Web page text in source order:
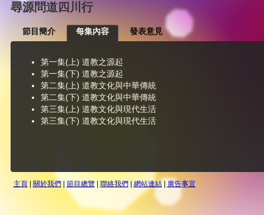
尋源問道四川行
節目簡介 每集內容 發表意見
第一集(上) 道教之源起
第一集(下) 道教之源起
第二集(上) 道教文化與中華傳統
第二集(下) 道教文化與中華傳統
第三集(上) 道教文化與現代生活
第三集(下) 道教文化與現代生活
主頁| 關於我們| 節目總覽| 聯絡我們| 網站連結| 廣告事宜